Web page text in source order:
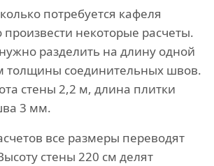
потребуется кафеля
произвести некоторые расчеты.
разделить на длину одной
толщины соединительных швов.
стены 2,2 м, длина плитки
3 мм.
все размеры переводят
стены 220 см делят